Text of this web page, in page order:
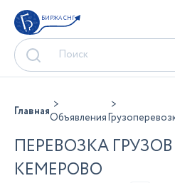
БИРЖА СНГ
ГлавнаяОбъявления
ПЕРЕВОЗКА
КЕМЕРОВО